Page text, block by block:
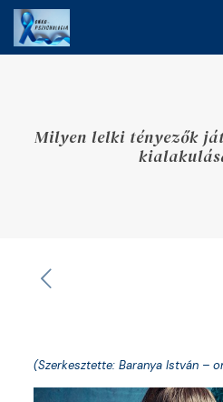
Milyen lelki tényezők
(Szerkesztette: Baranya István –